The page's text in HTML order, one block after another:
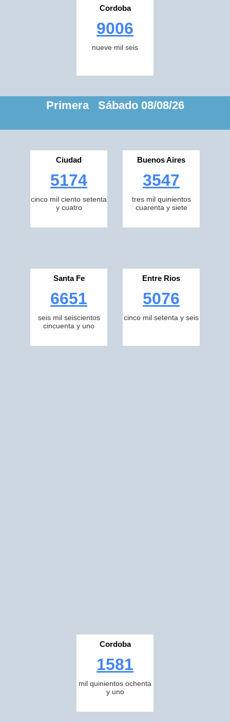
Cordoba
9006
nueve mil seis
Primera Sábado 08/08/26
Ciudad
5174
cinco mil ciento setenta
y cuatro
Buenos Aires
3547
tres mil quinientos
cuarenta y siete
Santa Fe
6651
seis mil seiscientos
cincuenta y uno
Entre Rios
5076
cinco mil setenta y seis
Cordoba
1581
mil quinientos ochenta
y uno